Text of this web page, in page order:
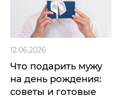
12.06.2026
Что подарить мужу
на день рождения:
советы и готовые